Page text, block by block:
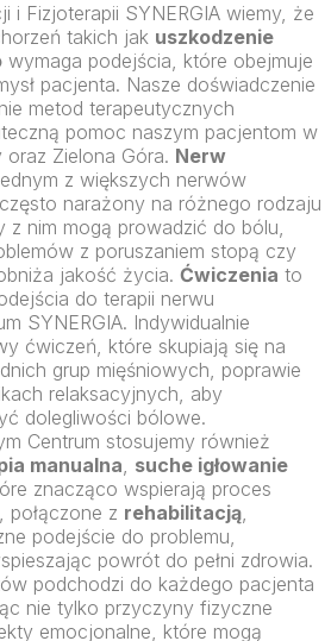
i Fizjoterapii SYNERGIA wiemy, że
takich jak uszkodzenie
wymaga podejścia, które obejmuje
pacjenta. Nasze doświadczenie
metod terapeutycznych
pomoc naszym pacjentom w
Zielona Góra. Nerw
z większych nerwów
narażony na różnego rodzaju
z nim mogą prowadzić do bólu,
z poruszaniem stopą czy
jakość życia. Ćwiczenia to
do terapii nerwu
SYNERGIA. Indywidualnie
ćwiczeń, które skupiają się na
grup mięśniowych, poprawie
relaksacyjnych, aby
dolegliwości bólowe.
Centrum stosujemy również
manualna, suche igłowanie
znacząco wspierają proces
połączone z rehabilitacją,
podejście do problemu,
powrót do pełni zdrowia.
podchodzi do każdego pacjenta
nie tylko przyczyny fizyczne
emocjonalne, które mogą